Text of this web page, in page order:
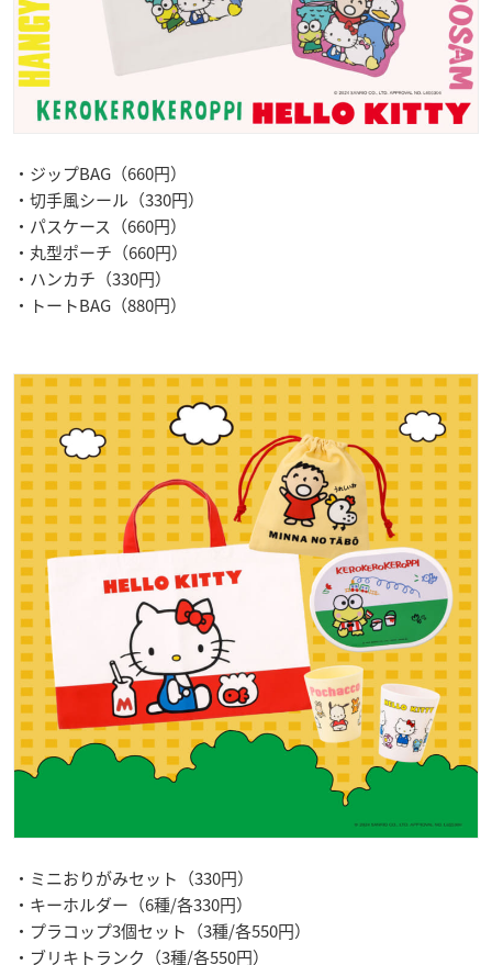
・ジップBAG（660円）
・切手風シール（330円）
・パスケース（660円）
・丸型ポーチ（660円）
・ハンカチ（330円）
・トートBAG（880円）
・ミニおりがみセット（330円）
・キーホルダー（6種/各330円）
・プラコップ3個セット（3種/各550円）
・ブリキトランク（3種/各550円）